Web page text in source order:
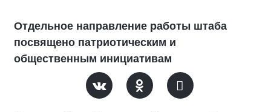
Отдельное направление работы штаба
посвящено патриотическим и
общественным инициативам